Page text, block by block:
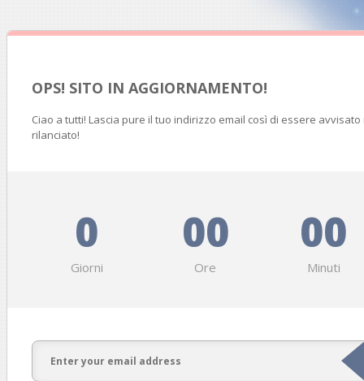
OPS! SITO IN AGGIORNAMENTO!
Ciao a tutti! Lascia pure il tuo indirizzo email così di essere
rilanciato!
0
Giorni
00
Ore
00
Minuti